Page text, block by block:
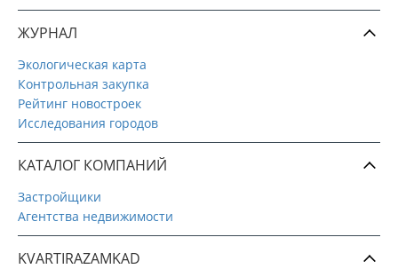
ЖУРНАЛ
Экологическая карта
Контрольная закупка
Рейтинг новостроек
Исследования городов
КАТАЛОГ КОМПАНИЙ
Застройщики
Агентства недвижимости
KVARTIRAZAMKAD